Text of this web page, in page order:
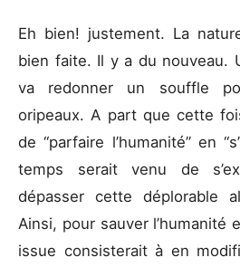
Eh bien! justement. La
bien faite. Il y a du nouveau.
va redonner un souffle
oripeaux. A part que cette
de “parfaire l’humanité” en
temps serait venu de
dépasser cette déplorable
Ainsi, pour sauver l’humanité
issue consisterait à en